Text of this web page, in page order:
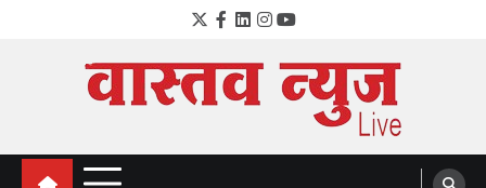
Twitter
Facebook
LinkedIn
Instagram
YouTube
VastavNEWSLive.com
a leading NEWS portal of Maharahstra